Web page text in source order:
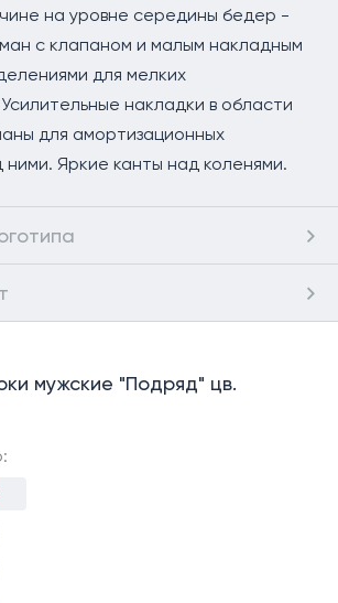
на уровне середины бедер -
с клапаном и малым накладным
для мелких
накладки в области
для амортизационных
Яркие канты над коленями.
мужские "Подряд" цв.